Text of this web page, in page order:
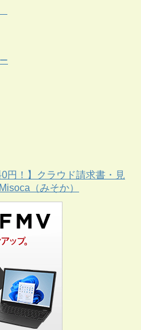
円！】クラウド請求書・見
（みそか）